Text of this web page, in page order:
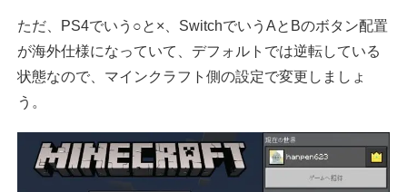
ただ、PS4でいう○と×、SwitchでいうAとBのボタン配置
が海外仕様になっていて、デフォルトでは逆転している
状態なので、マインクラフト側の設定で変更しましょ
う。